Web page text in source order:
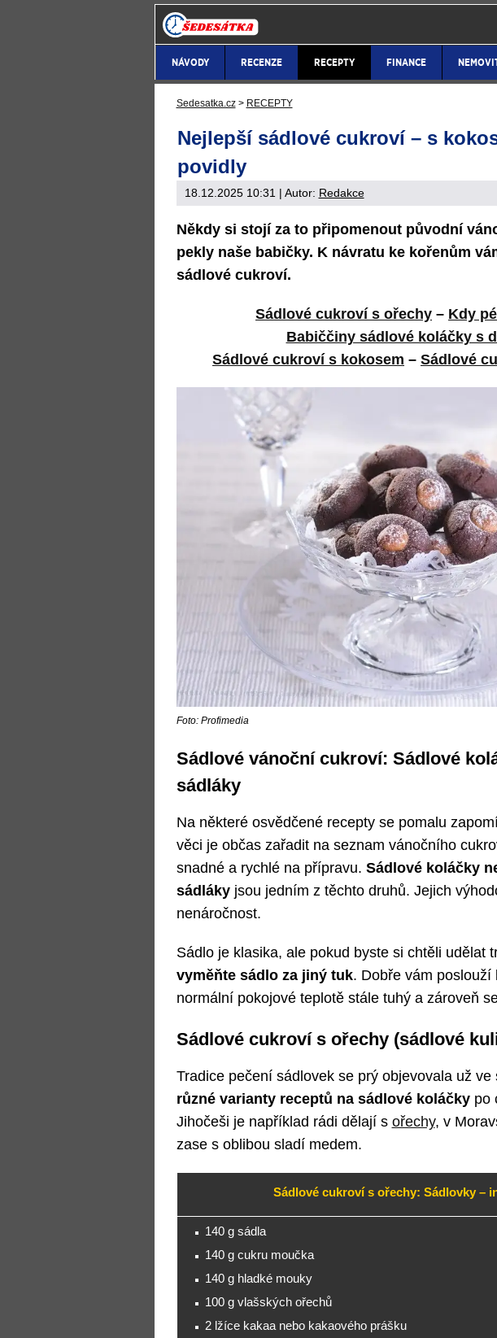
NÁVODY RECENZE RECEPTY FINANCE
Sedesatka.cz > RECEPTY
Nejlepší sádlové cukroví – s
povidly
18.12.2025 10:31 | Autor: Redakce
Někdy si stojí za to připomenout původní
pekly naše babičky. K návratu ke kořenům
sádlové cukroví.
Sádlové cukroví s ořechy – Kdy
Babiččiny sádlové koláčky s
Sádlové cukroví s kokosem – Sádlové
Foto: Profimedia
Sádlové vánoční cukroví: Sádlové
sádláky
Na některé osvědčené recepty se pomalu
věci je občas zařadit na seznam vánočního
snadné a rychlé na přípravu. Sádlové koláčky
sádlákyjsou jedním z těchto druhů. Jejich
nenáročnost.
Sádlo je klasika, ale pokud byste si chtěli udělat
vyměňte sádlo za jiný tuk. Dobře vám poslouží
normální pokojové teplotě stále tuhý a zároveň
Sádlové cukroví s ořechy (sádlové
Tradice pečení sádlovek se prý objevovala už
různé varianty receptů na sádlové koláčkypo
Jihočeši je například rádi dělají s ořechy, v
zase s oblibou sladí medem.
Sádlové cukroví s ořechy: Sádlovky –
140 g sádla
140 g cukru moučka
140 g hladké mouky
100 g vlašských ořechů
2 lžíce kakaa nebo kakaového prášku